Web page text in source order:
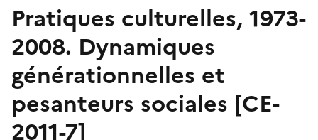
Pratiques culturelles, 1973-
2008. Dynamiques
générationnelles et
pesanteurs sociales [CE-
2011-7]